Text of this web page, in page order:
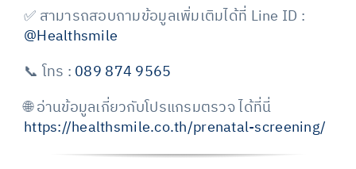
✅ สามารถสอบถามข้อมูลเพิ่มเติมได้ที่ Line ID :
@Healthsmile
📞 โทร : 089 874 9565
🌐 อ่านข้อมูลเกี่ยวกับโปรแกรมตรวจ ได้ที่นี่
https://healthsmile.co.th/prenatal-screening/